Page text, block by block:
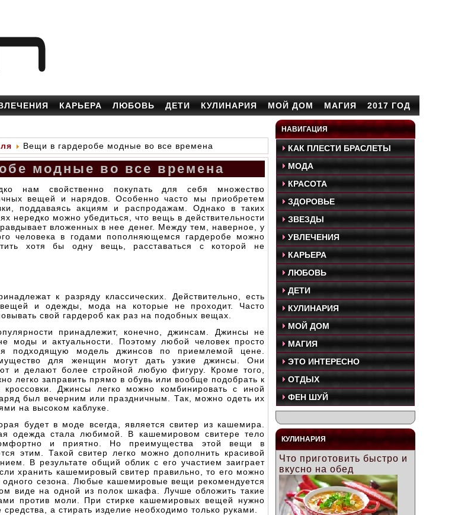
КАРЬЕРА ЛЮБОВЬ ДЕТИ КУЛИНАРИЯ МОЙ ДОМ МАГИЯ 2017 ГОД
Вещи в гардеробе модные во все времена
модные во все времена
нам свойственно покупать для себя множество
вещей и нарядов. Особенно часто мы приобретем
поддаваясь акциям и распродажам. Однако в таких
нередко можно убедиться, что вещь в действительности
вложенных в нее денег. Между тем, наверное, у
человека в годами пополняющемся гардеробе можно
хотя бы одну вещь, расставаться с которой не
к разряду классических. Действительно, есть
вещей и одежды, мода на которые не проходит. Часто
свой гардероб как раз на подобных вещах.
принадлежит, конечно, джинсам. Джинсы не
моды и актуальности. Поэтому любой человек просто
подходящую модель джинсов по приемлемой цене.
для женщин могут дать узкие джинсы. Они
и делают более стройной любую фигуру. Кроме того,
легко заправить прямо в обувь или вообще подобрать к
Джинсы легко можно комбинировать с иной
был вечерним или праздничным. Так, можно одеть их
на высоком каблуке.
будет в моде всегда, является свитер из кашемира.
одежда стала любимой. В кашемировом свитере тело
и приятно. Но преимущества этой вещи в
этим. Такой свитер легко можно дополнить красивой
В результате общий облик с его участием заиграет
хранить кашемировый свитер правильно, то его можно
одного сезона. Любые кашемировые вещи рекомендуется
виде на одной из полок шкафа. Лучше обложить такие
против моли. При стирке кашемировых вещей нужно
а стирать изделие необходимо только руками.
НАВИГАЦИЯ
КАК ПЛЕСТИ БРАСЛЕТЫ
МОДА
КРАСОТА
ЗДОРОВЬЕ
ЗВЕЗДЫ
УВЛЕЧЕНИЯ
КАРЬЕРА
ЛЮБОВЬ
ДЕТИ
КУЛИНАРИЯ
МОЙ ДОМ
МАГИЯ
ЭТО ИНТЕРЕСНО
ОТДЫХ
ФЕН ШУЙ
КУЛИНАРИЯ
Что приготовить быстро и
вкусно на обед